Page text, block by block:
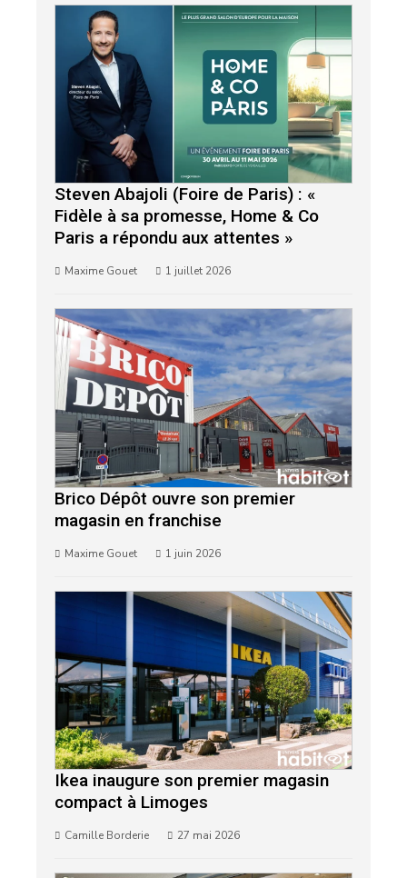
Steven Abajoli (Foire de Paris) : «
Fidèle à sa promesse, Home & Co
Paris a répondu aux attentes »
Maxime Gouet 1 juillet 2026
Brico Dépôt ouvre son premier
magasin en franchise
Maxime Gouet 1 juin 2026
Ikea inaugure son premier magasin
compact à Limoges
Camille Borderie 27 mai 2026